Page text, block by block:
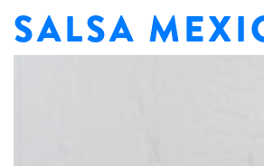
SALSA